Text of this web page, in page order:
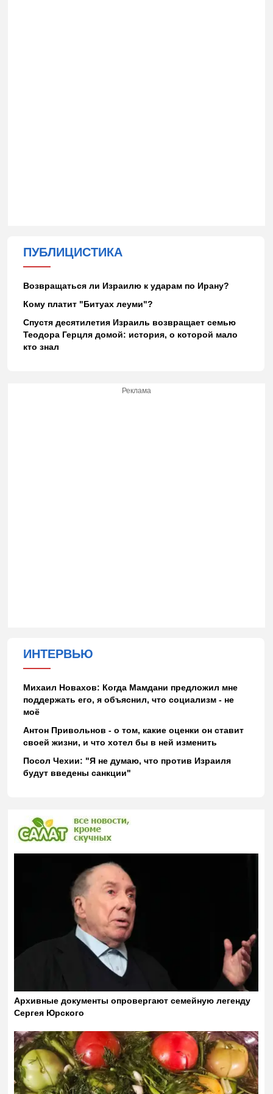
ПУБЛИЦИСТИКА
Возвращаться ли Израилю к ударам по Ирану?
Кому платит "Битуах леуми"?
Спустя десятилетия Израиль возвращает семью
Теодора Герцля домой: история, о которой мало
кто знал
Реклама
ИНТЕРВЬЮ
Михаил Новахов: Когда Мамдани предложил мне
поддержать его, я объяснил, что социализм - не
моё
Антон Привольнов - о том, какие оценки он ставит
своей жизни, и что хотел бы в ней изменить
Посол Чехии: "Я не думаю, что против Израиля
будут введены санкции"